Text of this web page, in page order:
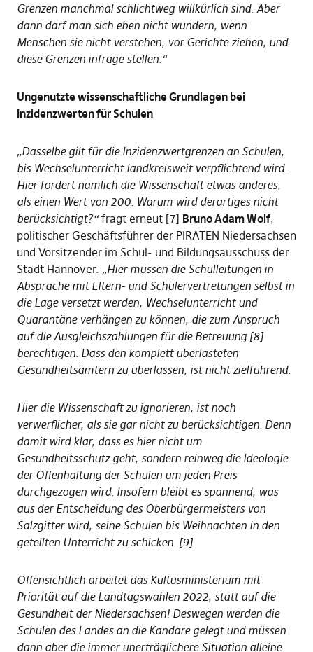
Grenzen manchmal schlichtweg willkürlich sind. Aber
dann darf man sich eben nicht wundern, wenn
Menschen sie nicht verstehen, vor Gerichte ziehen, und
diese Grenzen infrage stellen.“
Ungenutzte wissenschaftliche Grundlagen bei
Inzidenzwerten für Schulen
„Dasselbe gilt für die Inzidenzwertgrenzen an Schulen,
bis Wechselunterricht landkreisweit verpflichtend wird.
Hier fordert nämlich die Wissenschaft etwas anderes,
als einen Wert von 200. Warum wird derartiges nicht
berücksichtigt?“fragt erneut [7] Bruno Adam Wolf,
politischer Geschäftsführer der PIRATEN Niedersachsen
und Vorsitzender im Schul- und Bildungsausschuss der
Stadt Hannover. „Hier müssen die Schulleitungen in
Absprache mit Eltern- und Schülervertretungen selbst in
die Lage versetzt werden, Wechselunterricht und
Quarantäne verhängen zu können, die zum Anspruch
auf die Ausgleichszahlungen für die Betreuung [8]
berechtigen. Dass den komplett überlasteten
Gesundheitsämtern zu überlassen, ist nicht zielführend.
Hier die Wissenschaft zu ignorieren, ist noch
verwerflicher, als sie gar nicht zu berücksichtigen. Denn
damit wird klar, dass es hier nicht um
Gesundheitsschutz geht, sondern reinweg die Ideologie
der Offenhaltung der Schulen um jeden Preis
durchgezogen wird. Insofern bleibt es spannend, was
aus der Entscheidung des Oberbürgermeisters von
Salzgitter wird, seine Schulen bis Weihnachten in den
geteilten Unterricht zu schicken. [9]
Offensichtlich arbeitet das Kultusministerium mit
Priorität auf die Landtagswahlen 2022, statt auf die
Gesundheit der Niedersachsen! Deswegen werden die
Schulen des Landes an die Kandare gelegt und müssen
dann aber die immer unerträglichere Situation alleine